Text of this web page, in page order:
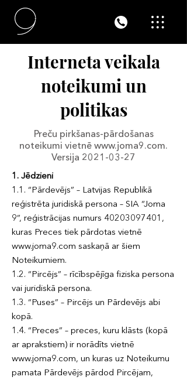
Interneta veikala
noteikumi un
politikas
Preču pirkšanas-pārdošanas
noteikumi vietnē www.joma9.com.
Versija 2021-03-27
1. Jēdzieni
1.1. “Pārdevējs” – Latvijas Republikā
reģistrēta juridiskā persona – SIA “Joma
9”, reģistrācijas numurs 40203097401,
kuras Preces tiek pārdotas vietnē
www.joma9.com saskaņā ar šiem
Noteikumiem.
1.2. “Pircējs” – rīcībspējīga fiziska persona
vai juridiskā persona.
1.3. “Puses” – Pircējs un Pārdevējs abi
kopā.
1.4. “Preces” – preces, kuru klāsts (kopā
ar aprakstiem) ir norādīts vietnē
www.joma9.com, un kuras uz Noteikumu
pamata Pārdevējs pārdod Pircējam,